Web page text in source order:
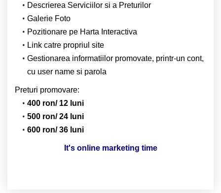
Descrierea Serviciilor si a Preturilor
Galerie Foto
Pozitionare pe Harta Interactiva
Link catre propriul site
Gestionarea informatiilor promovate, printr-un cont,
cu user name si parola
Preturi promovare:
400 ron/ 12 luni
500 ron/ 24 luni
600 ron/ 36 luni
It's online marketing time